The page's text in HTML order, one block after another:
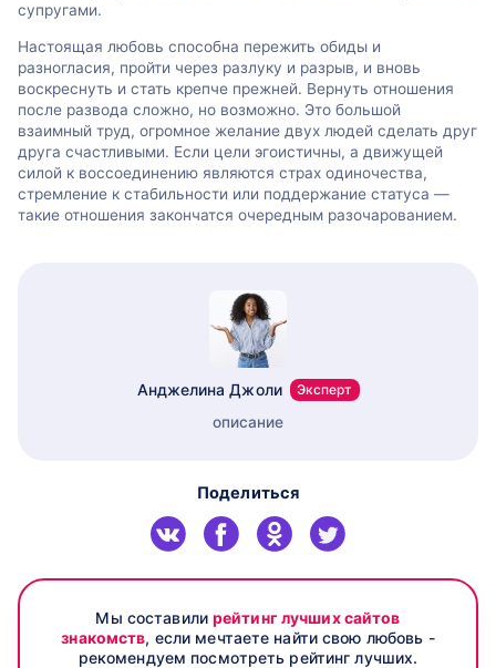
супругами.
Настоящая любовь способна пережить обиды и
разногласия, пройти через разлуку и разрыв, и вновь
воскреснуть и стать крепче прежней. Вернуть отношения
после развода сложно, но возможно. Это большой
взаимный труд, огромное желание двух людей сделать друг
друга счастливыми. Если цели эгоистичны, а движущей
силой к воссоединению являются страх одиночества,
стремление к стабильности или поддержание статуса —
такие отношения закончатся очередным разочарованием.
Анджелина Джоли Эксперт
описание
Поделиться
Мы составилирейтинг лучших сайтов
знакомств, если мечтаете найти свою любовь -
рекомендуем посмотреть рейтинг лучших.